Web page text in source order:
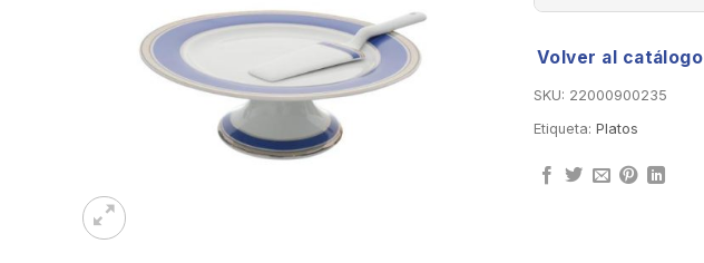
Volver al catálogo
SKU: 22000900235
Etiqueta: Platos